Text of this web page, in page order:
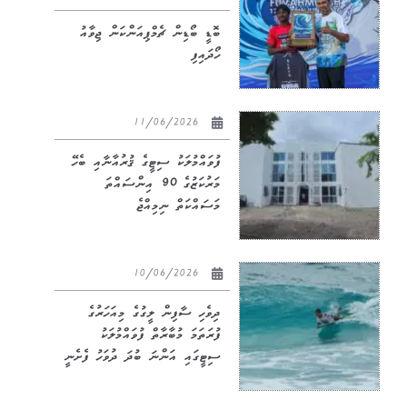
ބޮޑީ ބޯޑިން ޗެމްޕިއަންކަން ޖިވާއު
ހޯދައިފި
ފުވައްމުލަކު ސިޓީގެ ޤުރުއާނާއި ބެހޭ
މަރުކަޒުގެ 90 އިންސައްތަ
މަސައްކަތް ނިމިއްޖެ
ދިވެހި ސާފިން ލީގުގެ މިއަހަރުގެ
ފުރަތަމަ މުބާރާތް ފުވައްމުލަކު
ސިޓީގައި އަންނަ ބުދަ ދުވަހު ފެށެނީ